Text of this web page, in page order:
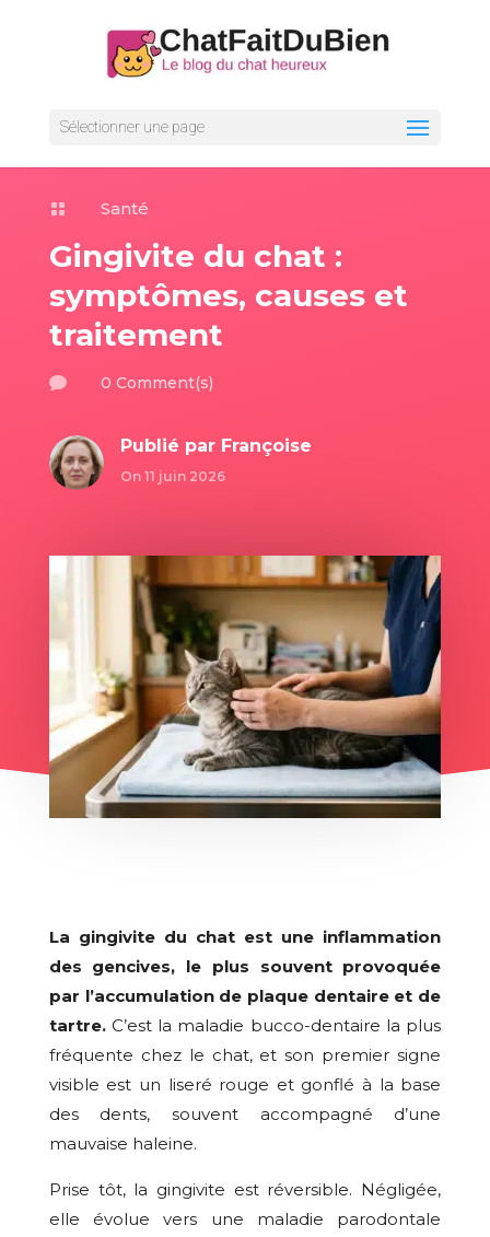
Sélectionner une page
 Santé
Gingivite du chat :
symptômes, causes et
traitement
 0 Comment(s)
Publié par Françoise
On 11 juin 2026
La gingivite du chat est une inflammation
des gencives, le plus souvent provoquée
par l’accumulation de plaque dentaire et de
tartre.C’est la maladie bucco-dentaire la plus
fréquente chez le chat, et son premier signe
visible est un liseré rouge et gonflé à la base
des dents, souvent accompagné d’une
mauvaise haleine.
Prise tôt, la gingivite est réversible. Négligée,
elle évolue vers une maladie parodontale